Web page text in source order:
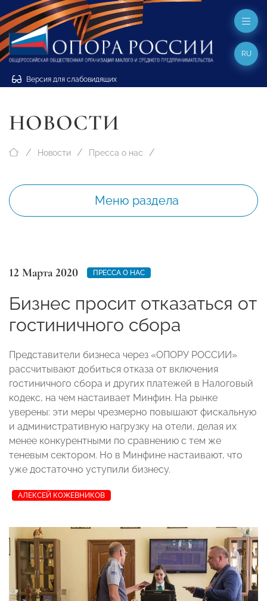
Версия для слабовидящих
RU
НОВОСТИ
Новости Пресса о нас
Меню раздела
12 Марта 2020 ПРЕССА О НАС
Бизнес просит отказаться от
гостиничного сбора
Представители бизнеса через «ОПОРУ РОССИИ»
рассчитывают добиться отказа от включения
гостиничного сбора и других платежей в Налоговый
кодекс, на чем настаивает Минфин. На рынке
уверены: эти меры чрезмерно повышают фискальную
и административную нагрузку на отели, делая их
менее конкурентными по сравнению с тем же
теневым сектором. Но в Минфине настаивают, что
уже достаточно уступили бизнесу.
АЛЕКСЕЙ КОЖЕВНИКОВ